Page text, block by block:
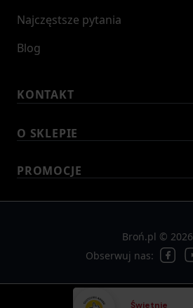
Świetnie
Najczęstsze pytania
Blog
KONTAKT
O SKLEPIE
PROMOCJE
Broń.pl © 2026
Obserwuj nas: